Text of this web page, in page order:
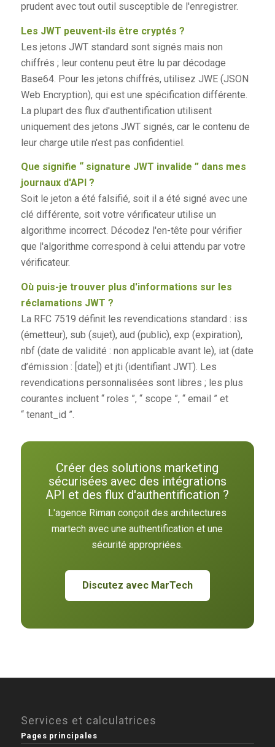
prudent avec tout outil susceptible de l'enregistrer.
Les JWT peuvent-ils être cryptés ?
Les jetons JWT standard sont signés mais non
chiffrés ; leur contenu peut être lu par décodage
Base64. Pour les jetons chiffrés, utilisez JWE (JSON
Web Encryption), qui est une spécification différente.
La plupart des flux d'authentification utilisent
uniquement des jetons JWT signés, car le contenu de
leur charge utile n'est pas confidentiel.
Que signifie “ signature JWT invalide ” dans mes
journaux d'API ?
Soit le jeton a été falsifié, soit il a été signé avec une
clé différente, soit votre vérificateur utilise un
algorithme incorrect. Décodez l'en-tête pour vérifier
que l'algorithme correspond à celui attendu par votre
vérificateur.
Où puis-je trouver plus d'informations sur les
réclamations JWT ?
La RFC 7519 définit les revendications standard : iss
(émetteur), sub (sujet), aud (public), exp (expiration),
nbf (date de validité : non applicable avant le), iat (date
d’émission : [date]) et jti (identifiant JWT). Les
revendications personnalisées sont libres ; les plus
courantes incluent “ roles ”, “ scope ”, “ email ” et
“ tenant_id ”.
Créer des solutions marketing
sécurisées avec des intégrations
API et des flux d'authentification ?
L'agence Riman conçoit des architectures
martech avec une authentification et une
sécurité appropriées.
Discutez avec MarTech
Services et calculatrices
Pages principales